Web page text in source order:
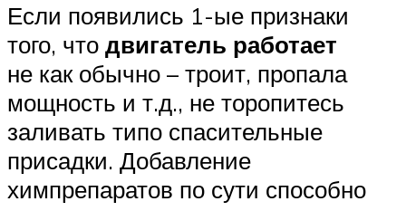
Если появились 1-ые признаки
того, что двигатель работает
не как обычно – троит, пропала
мощность и т.д., не торопитесь
заливать типо спасительные
присадки. Добавление
химпрепаратов по сути способно